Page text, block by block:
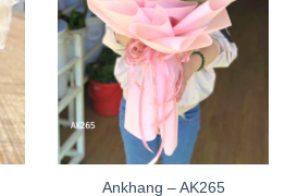
Ankhang – AK265